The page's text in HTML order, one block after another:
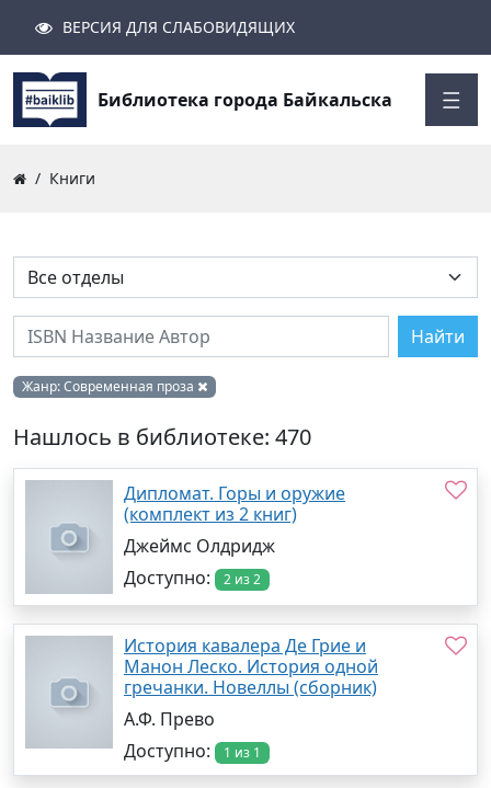
Найти
Жанр:Современная проза
Нашлось в библиотеке: 470
Дипломат. Горы и оружие
(комплект из 2 книг)
Джеймс Олдридж
Доступно:
2 из 2
История кавалера Де Грие и
Манон Леско. История одной
гречанки. Новеллы (сборник)
А.Ф. Прево
Доступно:
1 из 1
Поиск
Найти
ВЕРСИЯ ДЛЯ СЛАБОВИДЯЩИХ
Библиотека города Байкальска
Книги